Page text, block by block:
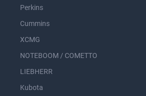
Perkins
Cummins
XCMG
NOTEBOOM / COMETTO
LIEBHERR
Kubota